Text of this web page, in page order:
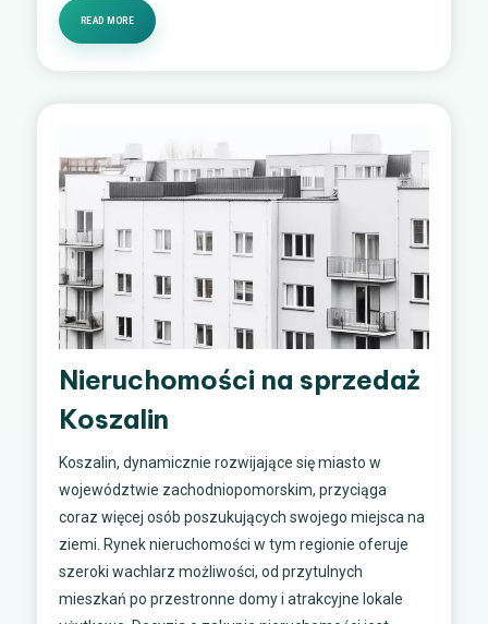
READ MORE
Nieruchomości na sprzedaż
Koszalin
Koszalin, dynamicznie rozwijające się miasto w
województwie zachodniopomorskim, przyciąga
coraz więcej osób poszukujących swojego miejsca na
ziemi. Rynek nieruchomości w tym regionie oferuje
szeroki wachlarz możliwości, od przytulnych
mieszkań po przestronne domy i atrakcyjne lokale